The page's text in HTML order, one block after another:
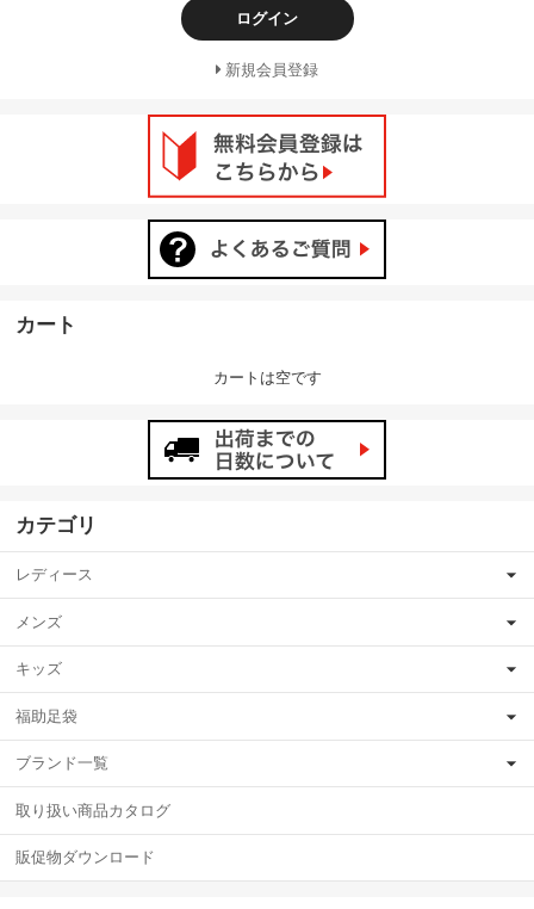
ログイン
新規会員登録
カート
カートは空です
カテゴリ
レディース
メンズ
キッズ
福助足袋
ブランド一覧
取り扱い商品カタログ
販促物ダウンロード